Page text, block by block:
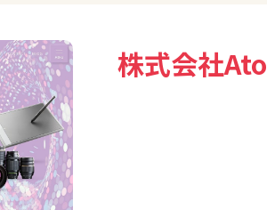
株式会社